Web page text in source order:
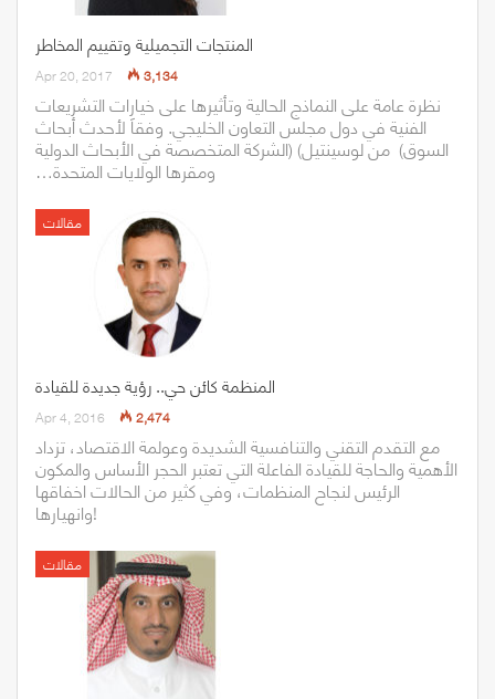
المنتجات التجميلية وتقييم المخاطر
Apr 20, 2017 3,134
نظرة عامة على النماذج الحالية وتأثيرها على خيارات التشريعات
‬ومقرها‭ ‬الولايات‭ ‬المتحدة‭…
مقالات
المنظمة كائن حي.. رؤية جديدة للقيادة
Apr 4, 2016 2,474
مع التقدم التقني والتنافسية الشديدة وعولمة الاقتصاد، تزداد
الأهمية والحاجة للقيادة الفاعلة التي تعتبر الحجر الأساس والمكون
الرئيس لنجاح المنظمات، وفي كثير من الحالات اخفاقها
وانهيارها!
مقالات